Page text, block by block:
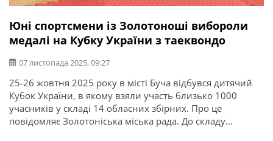
Юні спортсмени із Золотоноші вибороли
медалі на Кубку України з таеквондо
07 листопада 2025, 09:27
25-26 жовтня 2025 року в місті Буча відбувся дитячий
Кубок України, в якому взяли участь близько 1000
учасників у складі 14 обласних збірних. Про це
повідомляє Золотоніська міська рада. До складу